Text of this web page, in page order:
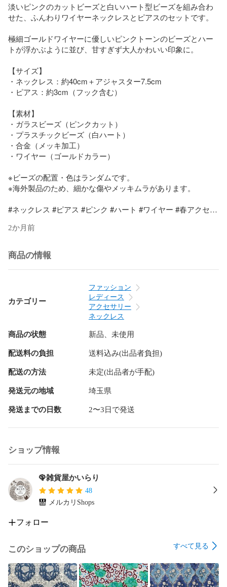
淡いピンクのカットビーズと白いハート型ビーズを組み合わ
せた、ふんわりワイヤーネックレスとピアスのセットです。
極細ゴールドワイヤーに優しいピンクトーンのビーズとハー
トが浮かぶように並び、甘すぎず大人かわいい印象に。
【サイズ】
・ネックレス：約40cm＋アジャスター7.5cm
・ピアス：約3cm（フック含む）
【素材】
・ガラスビーズ（ピンクカット）
・プラスチックビーズ（白ハート）
・合金（メッキ加工）
・ワイヤー（ゴールドカラー）
※ビーズの配置・色はランダムです。
※海外製品のため、細かな傷やメッキムラがあります。
#ネックレス #ピアス #ピンク #ハート #ワイヤー #春アクセ #
2か月前
商品の情報
カテゴリー
ファッション
レディース
アクセサリー
ネックレス
商品の状態 新品、未使用
配送料の負担 送料込み(出品者負担)
配送の方法 未定(出品者が手配)
発送元の地域 埼玉県
発送までの日数 2〜3日で発送
ショップ情報
🦚雑貨屋かいらり
48
メルカリShops
フォロー
このショップの商品 すべて見る